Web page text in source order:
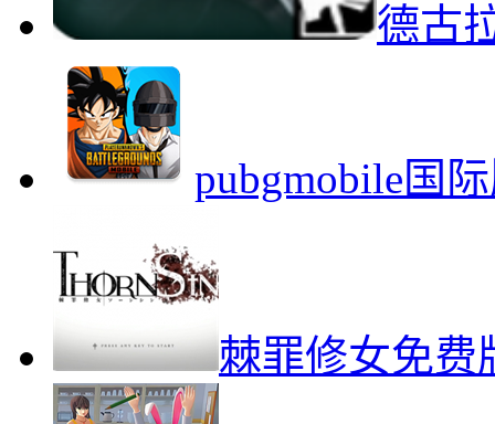
德古
pubgmobile国
棘罪修女免费